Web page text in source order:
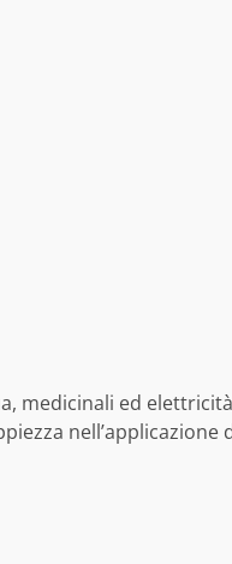
medicinali ed
nell’applicazione